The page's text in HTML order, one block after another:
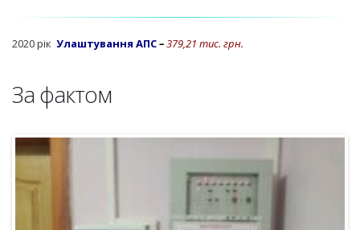
2020 рік Улаштування АПС–379,21 тис. грн.
За фактом